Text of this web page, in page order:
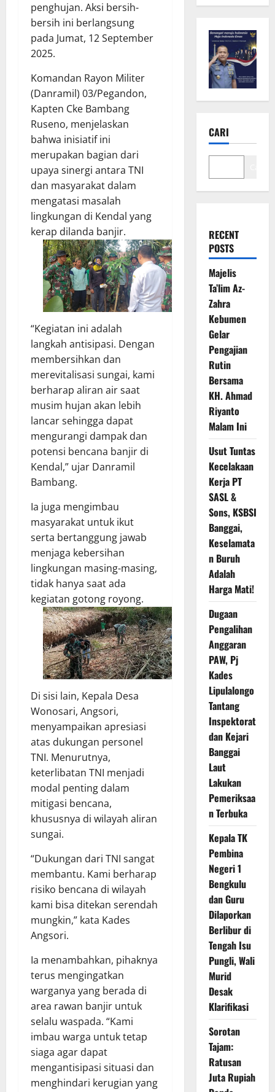
penghujan. Aksi bersih-
bersih ini berlangsung
pada Jumat, 12 September
2025.
Komandan Rayon Militer
(Danramil) 03/Pegandon,
Kapten Cke Bambang
Ruseno, menjelaskan
bahwa inisiatif ini
merupakan bagian dari
upaya sinergi antara TNI
dan masyarakat dalam
mengatasi masalah
lingkungan di Kendal yang
kerap dilanda banjir.
“Kegiatan ini adalah
langkah antisipasi. Dengan
membersihkan dan
merevitalisasi sungai, kami
berharap aliran air saat
musim hujan akan lebih
lancar sehingga dapat
mengurangi dampak dan
potensi bencana banjir di
Kendal,” ujar Danramil
Bambang.
Ia juga mengimbau
masyarakat untuk ikut
serta bertanggung jawab
menjaga kebersihan
lingkungan masing-masing,
tidak hanya saat ada
kegiatan gotong royong.
Di sisi lain, Kepala Desa
Wonosari, Angsori,
menyampaikan apresiasi
atas dukungan personel
TNI. Menurutnya,
keterlibatan TNI menjadi
modal penting dalam
mitigasi bencana,
khususnya di wilayah aliran
sungai.
“Dukungan dari TNI sangat
membantu. Kami berharap
risiko bencana di wilayah
kami bisa ditekan serendah
mungkin,” kata Kades
Angsori.
Ia menambahkan, pihaknya
terus mengingatkan
warganya yang berada di
area rawan banjir untuk
selalu waspada. “Kami
imbau warga untuk tetap
siaga agar dapat
mengantisipasi situasi dan
menghindari kerugian yang
CARI
RECENT
POSTS
Majelis
Ta’lim Az-
Zahra
Kebumen
Gelar
Pengajian
Rutin
Bersama
KH. Ahmad
Riyanto
Malam Ini
Usut Tuntas
Kecelakaan
Kerja PT
SASL &
Sons, KSBSI
Banggai,
Keselamata
n Buruh
Adalah
Harga Mati!
Dugaan
Pengalihan
Anggaran
PAW, Pj
Kades
Lipulalongo
Tantang
Inspektorat
dan Kejari
Banggai
Laut
Lakukan
Pemeriksaa
n Terbuka
Kepala TK
Pembina
Negeri 1
Bengkulu
dan Guru
Dilaporkan
Berlibur di
Tengah Isu
Pungli, Wali
Murid
Desak
Klarifikasi
Sorotan
Tajam:
Ratusan
Juta Rupiah